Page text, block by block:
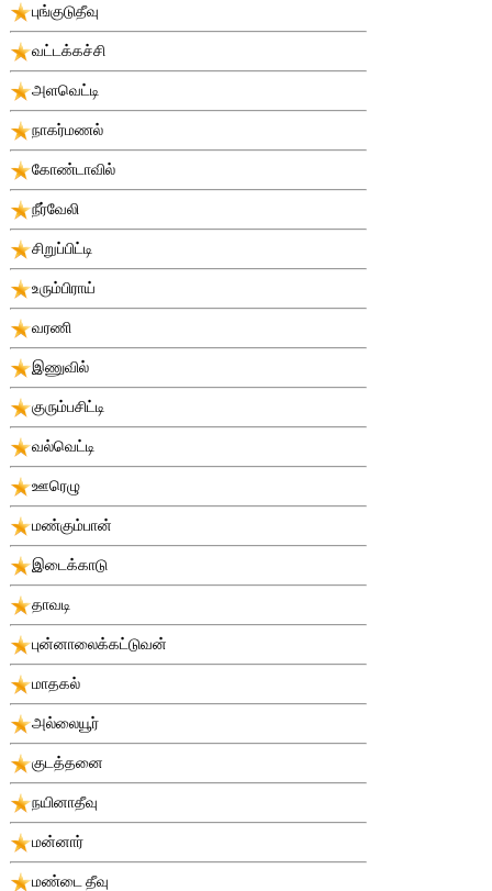
புங்குடுதீவு
வட்டக்கச்சி
அளவெட்டி
நாகர்மணல்
கோண்டாவில்
நீர்வேலி
சிறுப்பிட்டி
உரும்பிராய்
வரணி
இணுவில்
குரும்பசிட்டி
வல்வெட்டி
ஊரெழு
மண்கும்பான்
இடைக்காடு
தாவடி
புன்னாலைக்கட்டுவன்
மாதகல்
அல்லையூர்
குடத்தனை
நயினாதீவு
மன்னார்
மண்டை தீவு